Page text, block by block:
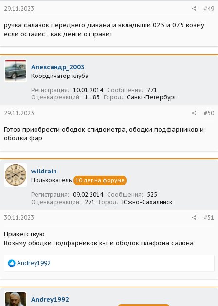
29.11.2023 #49
ручка салазок переднего дивана и вкладыши 025 и 075 возму
если осталис . как денги отправит
Александр_2003
Координатор клуба
Регистрация
10.01.2014 Сообщения
771
Оценка реакций
1 183 Город Санкт-Петербург
29.11.2023 #50
Готов приобрести ободок спидометра, ободки подфарников и
ободки фар
wildrain
Пользователь 10 лет на форуме
Регистрация 09.02.2014 Сообщения
525
Оценка реакций
271 Город Южно-Сахалинск
30.11.2023 #51
Приветствую
Возьму ободки подфарников к-т и ободок плафона салона
Р
а
к
ц
и
Andrey1992
Andrey1992